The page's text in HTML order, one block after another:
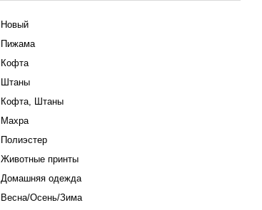
Новый
Пижама
Кофта
Штаны
Кофта, Штаны
Махра
Полиэстер
Животные принты
Домашняя одежда
Весна/Осень/Зима